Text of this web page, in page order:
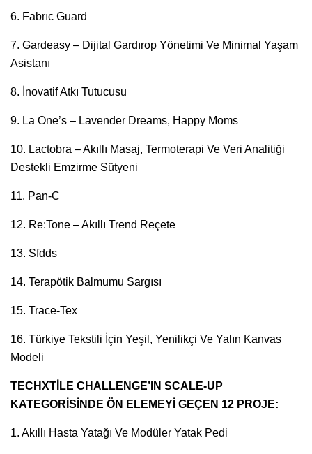
6. Fabrıc Guard
7. Gardeasy – Dijital Gardırop Yönetimi Ve Minimal Yaşam
Asistanı
8. İnovatif Atkı Tutucusu
9. La One’s – Lavender Dreams, Happy Moms
10. Lactobra – Akıllı Masaj, Termoterapi Ve Veri Analitiği
Destekli Emzirme Sütyeni
11. Pan-C
12. Re:Tone – Akıllı Trend Reçete
13. Sfdds
14. Terapötik Balmumu Sargısı
15. Trace-Tex
16. Türkiye Tekstili İçin Yeşil, Yenilikçi Ve Yalın Kanvas
Modeli
TECHXTİLE CHALLENGE’IN SCALE-UP
KATEGORİSİNDE ÖN ELEMEYİ GEÇEN 12 PROJE:
1. Akıllı Hasta Yatağı Ve Modüler Yatak Pedi